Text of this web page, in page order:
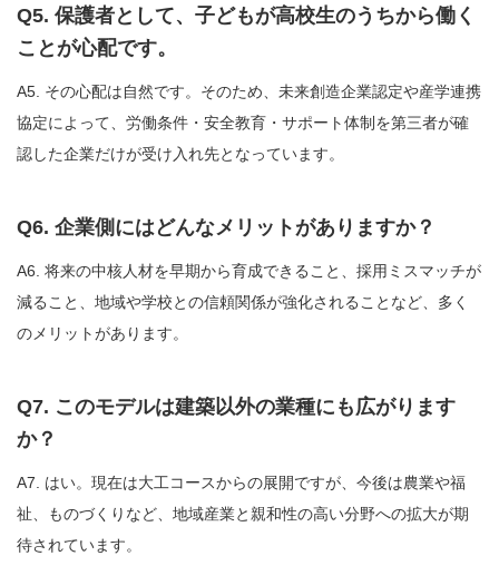
Q5. 保護者として、子どもが高校生のうちから働く
ことが心配です。
A5. その心配は自然です。そのため、未来創造企業認定や産学連携
協定によって、労働条件・安全教育・サポート体制を第三者が確
認した企業だけが受け入れ先となっています。
Q6. 企業側にはどんなメリットがありますか？
A6. 将来の中核人材を早期から育成できること、採用ミスマッチが
減ること、地域や学校との信頼関係が強化されることなど、多く
のメリットがあります。
Q7. このモデルは建築以外の業種にも広がります
か？
A7. はい。現在は大工コースからの展開ですが、今後は農業や福
祉、ものづくりなど、地域産業と親和性の高い分野への拡大が期
待されています。